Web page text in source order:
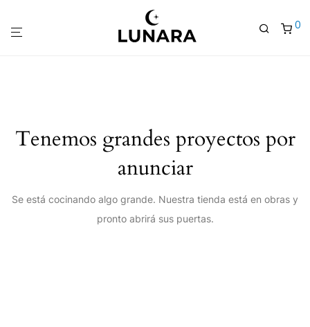
0
Tenemos grandes proyectos por
anunciar
Se está cocinando algo grande. Nuestra tienda está en obras y
pronto abrirá sus puertas.